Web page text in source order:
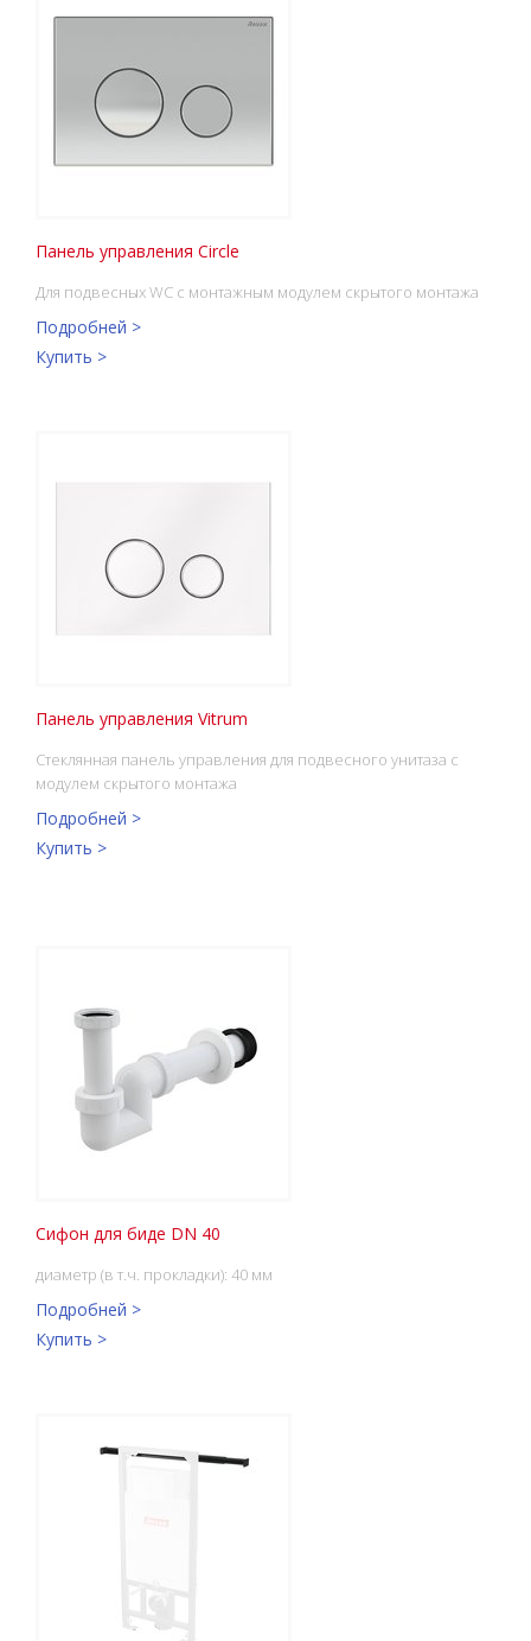
Панель управления Circle
Для подвесных WC с монтажным модулем скрытого монтажа
Подробней >
Купить >
Панель управления Vitrum
Стеклянная панель управления для подвесного унитаза с
модулем скрытого монтажа
Подробней >
Купить >
Сифон для биде DN 40
диаметр (в т.ч. прокладки): 40 мм
Подробней >
Купить >